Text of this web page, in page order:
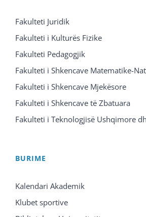
Fakulteti Juridik
Fakulteti i Kulturës Fizike
Fakulteti Pedagogjik
Fakulteti i Shkencave Matematike-
Fakulteti i Shkencave Mjekësore
Fakulteti i Shkencave të Zbatuara
Fakulteti i Teknologjisë Ushqimore
BURIME
Kalendari Akademik
Klubet sportive